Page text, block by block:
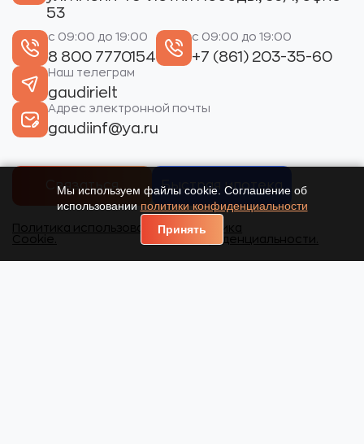
53
с 09:00 до 19:00
8 800 7770154
с 09:00 до 19:00
+7 (861) 203-35-60
Наш телеграм
gaudirielt
Адрес электронной почты
gaudiinf@ya.ru
Связаться Быстрая ипотека
Политика использования
Cookie.
Политика
конфиденциальности.
Мы используем файлы cookie. Соглашение об
использовании политики конфиденциальности
Принять